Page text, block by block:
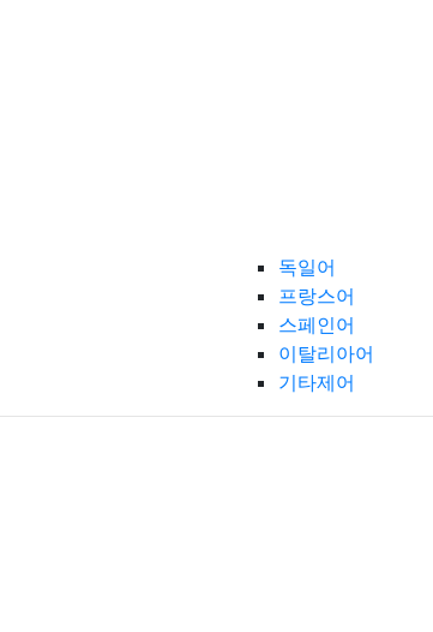
독일어
프랑스어
스페인어
이탈리아어
기타제어